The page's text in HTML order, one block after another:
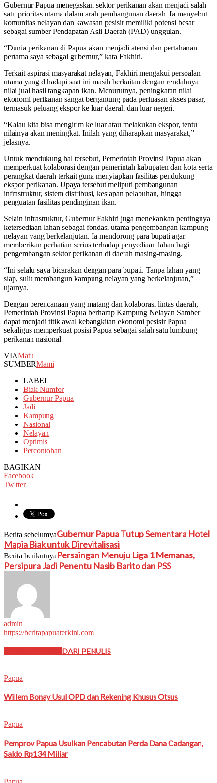
Gubernur Papua menegaskan sektor perikanan akan menjadi salah
satu prioritas utama dalam arah pembangunan daerah. Ia menyebut
komunitas nelayan dan kawasan pesisir memiliki potensi besar
sebagai sumber Pendapatan Asli Daerah (PAD) unggulan.
“Dunia perikanan di Papua akan menjadi atensi dan pertahanan
pertama saya sebagai gubernur,” kata Fakhiri.
Terkait aspirasi masyarakat nelayan, Fakhiri mengakui persoalan
utama yang dihadapi saat ini masih berkaitan dengan rendahnya
nilai jual hasil tangkapan ikan. Menurutnya, peningkatan nilai
ekonomi perikanan sangat bergantung pada perluasan akses pasar,
termasuk peluang ekspor ke luar daerah dan luar negeri.
“Kalau kita bisa mengirim ke luar atau melakukan ekspor, tentu
nilainya akan meningkat. Inilah yang diharapkan masyarakat,”
jelasnya.
Untuk mendukung hal tersebut, Pemerintah Provinsi Papua akan
memperkuat kolaborasi dengan pemerintah kabupaten dan kota serta
perangkat daerah terkait guna menyiapkan fasilitas pendukung
ekspor perikanan. Upaya tersebut meliputi pembangunan
infrastruktur, sistem distribusi, kesiapan pelabuhan, hingga
penguatan fasilitas pendinginan ikan.
Selain infrastruktur, Gubernur Fakhiri juga menekankan pentingnya
ketersediaan lahan sebagai fondasi utama pengembangan kampung
nelayan yang berkelanjutan. Ia mendorong para bupati agar
memberikan perhatian serius terhadap penyediaan lahan bagi
pengembangan sektor perikanan di daerah masing-masing.
“Ini selalu saya bicarakan dengan para bupati. Tanpa lahan yang
siap, sulit membangun kampung nelayan yang berkelanjutan,”
ujarnya.
Dengan perencanaan yang matang dan kolaborasi lintas daerah,
Pemerintah Provinsi Papua berharap Kampung Nelayan Samber
dapat menjadi titik awal kebangkitan ekonomi pesisir Papua
sekaligus memperkuat posisi Papua sebagai salah satu lumbung
perikanan nasional.
VIAMatu
SUMBERMami
LABEL
Biak Numfor
Gubernur Papua
Jadi
Kampung
Nasional
Nelayan
Optimis
Percontohan
BAGIKAN
Facebook
Twitter
Berita sebelumyaGubernur Papua Tutup Sementara Hotel
Mapia Biak untuk Direvitalisasi
Berita berikutnyaPersaingan Menuju Liga 1 Memanas,
Persipura Jadi Penentu Nasib Barito dan PSS
admin
https://beritapapuaterkini.com
DARI PENULIS
Papua
Willem Bonay Usul OPD dan Rekening Khusus Otsus
Papua
Pemprov Papua Usulkan Pencabutan Perda Dana Cadangan,
Saldo Rp134 Miliar
Papua